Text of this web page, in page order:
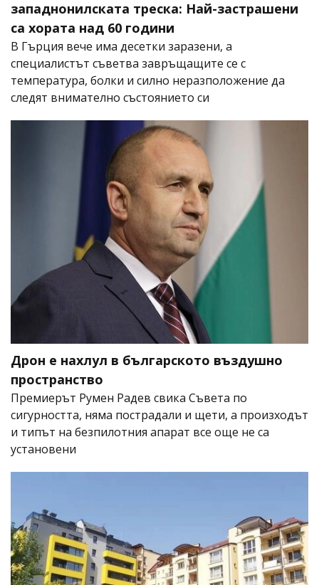
западнонилската треска: Най-застрашени
са хората над 60 години
В Гърция вече има десетки заразени, а
специалистът съветва завръщащите се с
температура, болки и силно неразположение да
следят внимателно състоянието си
Дрон е нахлул в българското въздушно
пространство
Премиерът Румен Радев свика Съвета по
сигурността, няма пострадали и щети, а произходът
и типът на безпилотния апарат все още не са
установени